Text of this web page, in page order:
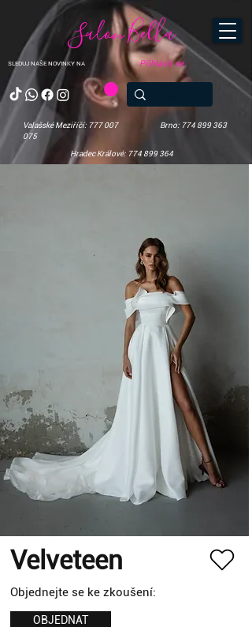
SLEDUJ NAŠE NOVINKY NA
Salon Bella
Valašské Meziříčí: 777 007
075
Brno: 774 899 363
Hradec Králové: 774 899 364
Přihlásit se
Velveteen
Objednejte se ke zkoušení:
OBJEDNAT